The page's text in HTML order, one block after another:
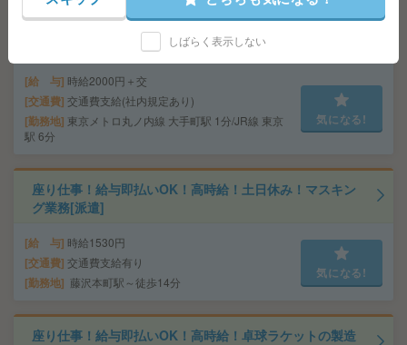
【エルダー／シニア歓迎】休職・復職支援に関する事務
サポート＊50代活躍中[派遣]
給 与 時給2000円＋交
交通費 交通費支給(社内規定あり)
勤務地 東京メトロ丸ノ内線 大手町駅 1分/JR線 東京
駅 6分
気になる!
座り仕事！給与即払いOK！高時給！土日休み！マスキン
グ業務[派遣]
給 与 時給1530円
交通費 交通費支給有り
勤務地 藤沢本町駅～徒歩14分
気になる!
座り仕事！給与即払いOK！高時給！卓球ラケットの製造
しばらく表示しない